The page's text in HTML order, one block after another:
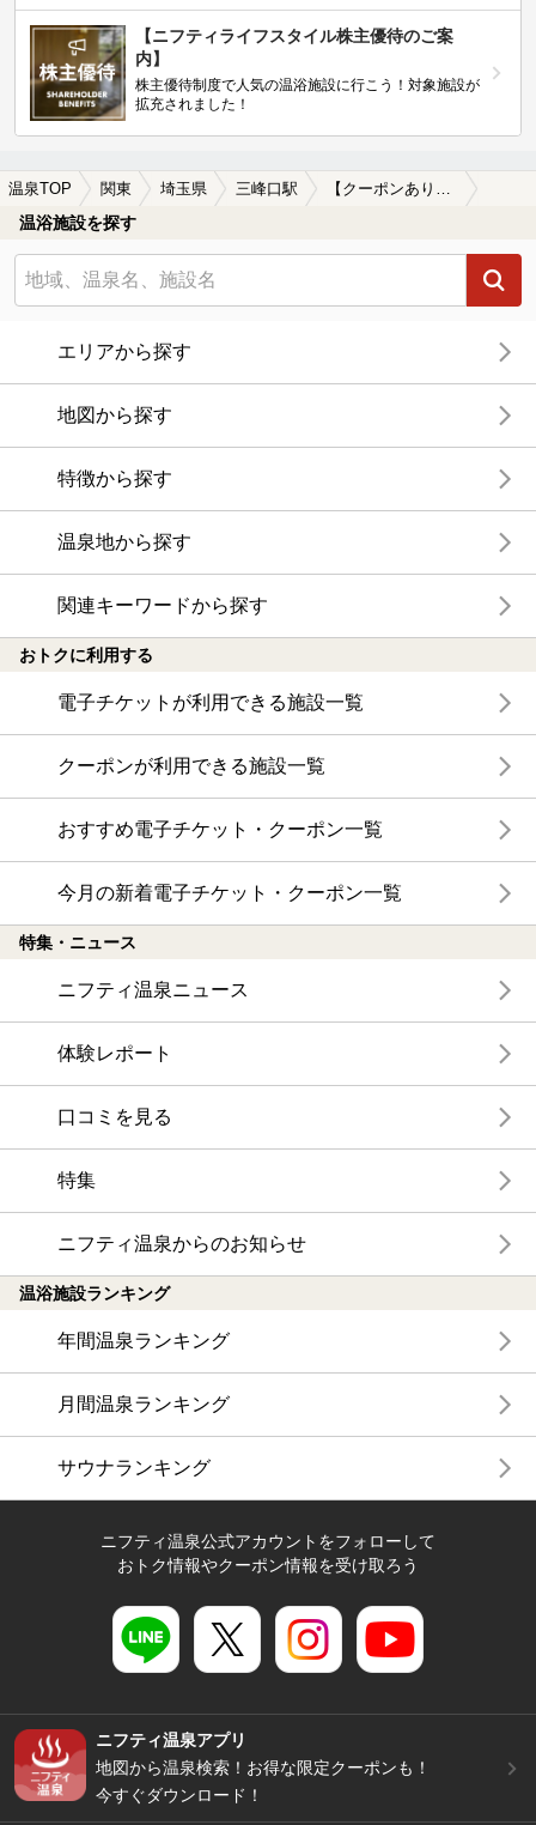
【ニフティライフスタイル株主優待のご案
内】
株主優待制度で人気の温浴施設に行こう！対象施設が
拡充されました！
温泉TOP 関東 埼玉県 三峰口駅 【クーポンあり】アトピーに効能がある三峰口駅近くの温泉、日帰り温泉、スーパー銭湯おすすめ
温浴施設を探す
エリアから探す
地図から探す
特徴から探す
温泉地から探す
関連キーワードから探す
おトクに利用する
電子チケットが利用できる施設一覧
クーポンが利用できる施設一覧
おすすめ電子チケット・クーポン一覧
今月の新着電子チケット・クーポン一覧
特集・ニュース
ニフティ温泉ニュース
体験レポート
口コミを見る
特集
ニフティ温泉からのお知らせ
温浴施設ランキング
年間温泉ランキング
月間温泉ランキング
サウナランキング
ニフティ温泉公式アカウントをフォローして
おトク情報やクーポン情報を受け取ろう
ニフティ温泉アプリ
地図から温泉検索！お得な限定クーポンも！
今すぐダウンロード！